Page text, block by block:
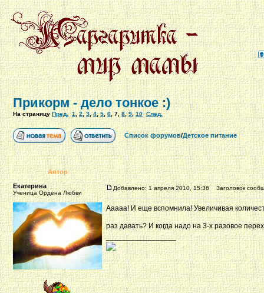
Прикорм - дело тонкое :)
На страницуПред. 1,2,3,4,5,6,7,8,9,10 След.
Список форумов/Детское питание
Автор
Екатерина
Ученица Ордена Любви
Добавлено: 1 апреля 2010, 15:36 Заголовок
Ааааа! И еще вспомнила! Увеличивая
раз давать? И когда надо на 3-х разовое
_________________